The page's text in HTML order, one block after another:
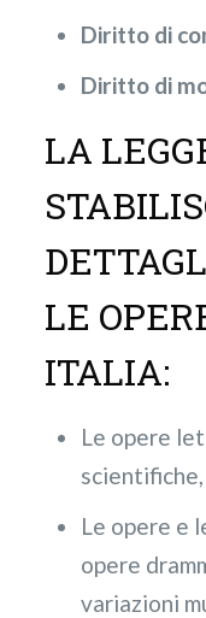
Diritto di
Diritto di
LA
LE
ITALIA:
Le opere
Le opere e
opere
variazioni